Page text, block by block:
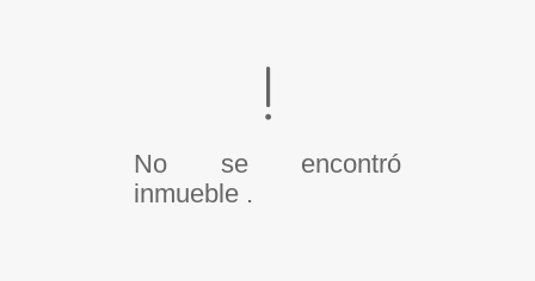
No se encontró
inmueble .